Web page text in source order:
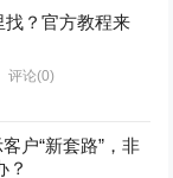
找？官方教程来
评论(0)
户“新套路”，非
？